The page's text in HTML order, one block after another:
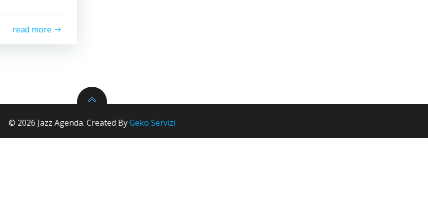
read more
© 2026 Jazz Agenda. Created ByGeko Servizi